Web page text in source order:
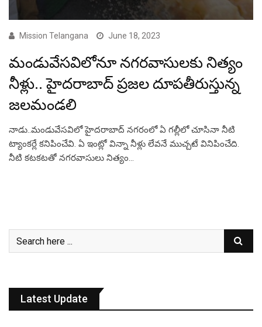
Mission Telangana June 18, 2023
మండువేస‌విలోనూ న‌గ‌ర‌వాసుల‌కు నిత్యం
నీళ్లు.. హైద‌రాబాద్ ప్ర‌జ‌ల దూప‌తీరుస్తున్న
జ‌ల‌మండ‌లి
నాడు..మండువేస‌విలో హైద‌రాబాద్ న‌గ‌రంలో ఏ గ‌ల్లీలో చూసినా నీటి
ట్యాంక‌ర్లే క‌నిపించేవి. ఏ ఇంట్లో విన్నా నీళ్లు లేవ‌నే ముచ్చ‌టే వినిపించేది.
నీటి క‌ట‌క‌ట‌తో న‌గ‌ర‌వాసులు నిత్యం…
Latest Update